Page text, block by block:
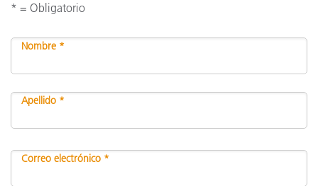
* = Obligatorio
Nombre *
Apellido *
Correo electrónico *